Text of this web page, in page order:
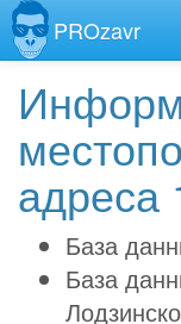
PROzavr
адреса
База
База